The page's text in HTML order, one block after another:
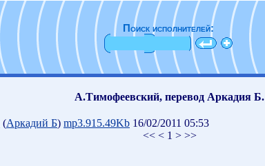
Поиск исполнителей:
А.Тимофеевский, перевод Аркадия Б.
(Аркадий Б) mp3.915.49Kb 16/02/2011 05:53
<< < 1 > >>